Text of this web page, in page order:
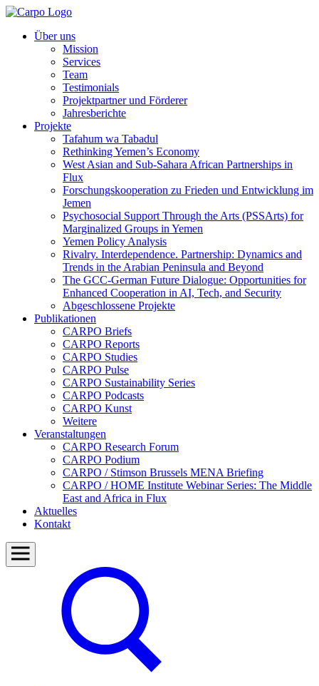
Über uns
Mission
Services
Team
Testimonials
Projektpartner und Förderer
Jahresberichte
Projekte
Tafahum wa Tabadul
Rethinking Yemen’s Economy
West Asian and Sub-Sahara African Partnerships in
Flux
Forschungskooperation zu Frieden und Entwicklung im
Jemen
Psychosocial Support Through the Arts (PSSArts) for
Marginalized Groups in Yemen
Yemen Policy Analysis
Rivalry. Interdependence. Partnership: Dynamics and
Trends in the Arabian Peninsula and Beyond
The GCC-German Future Dialogue: Opportunities for
Enhanced Cooperation in AI, Tech, and Security
Abgeschlossene Projekte
Publikationen
CARPO Briefs
CARPO Reports
CARPO Studies
CARPO Pulse
CARPO Sustainability Series
CARPO Podcasts
CARPO Kunst
Weitere
Veranstaltungen
CARPO Research Forum
CARPO Podium
CARPO / Stimson Brussels MENA Briefing
CARPO / HOME Institute Webinar Series: The Middle
East and Africa in Flux
Aktuelles
Kontakt